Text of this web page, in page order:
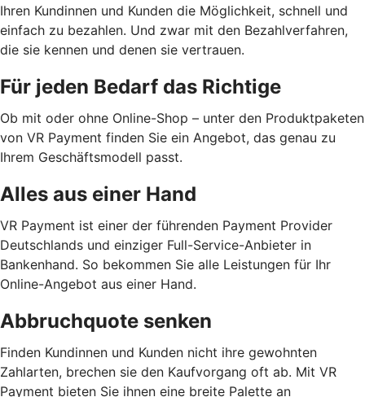
Ihren Kundinnen und Kunden die Möglichkeit, schnell und
einfach zu bezahlen. Und zwar mit den Bezahlverfahren,
die sie kennen und denen sie vertrauen.
Für jeden Bedarf das Richtige
Ob mit oder ohne Online-Shop – unter den Produktpaketen
von VR Payment finden Sie ein Angebot, das genau zu
Ihrem Geschäftsmodell passt.
Alles aus einer Hand
VR Payment ist einer der führenden Payment Provider
Deutschlands und einziger Full-Service-Anbieter in
Bankenhand. So bekommen Sie alle Leistungen für Ihr
Online-Angebot aus einer Hand.
Abbruchquote senken
Finden Kundinnen und Kunden nicht ihre gewohnten
Zahlarten, brechen sie den Kaufvorgang oft ab. Mit VR
Payment bieten Sie ihnen eine breite Palette an